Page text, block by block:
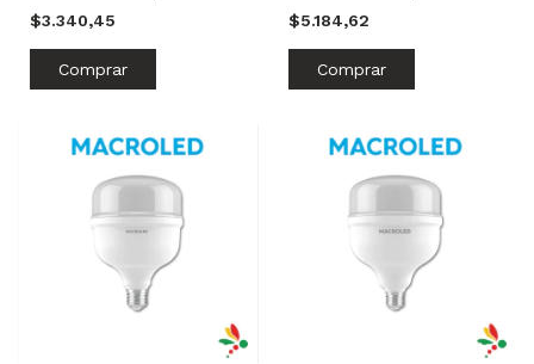
MACROLED
$3.340,45
MACROLED
$5.184,62